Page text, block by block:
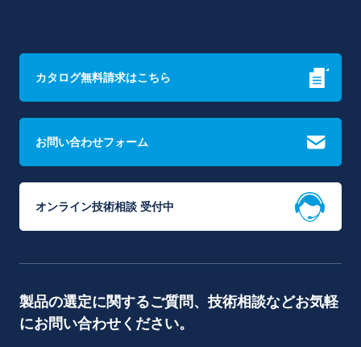
カタログ無料請求はこちら
お問い合わせフォーム
オンライン技術相談 受付中
製品の選定に関するご質問、技術相談などお気軽
にお問い合わせください。